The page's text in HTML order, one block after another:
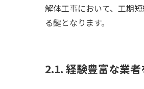
解体工事において、工期
る鍵となります。
2.1. 経験豊富な業